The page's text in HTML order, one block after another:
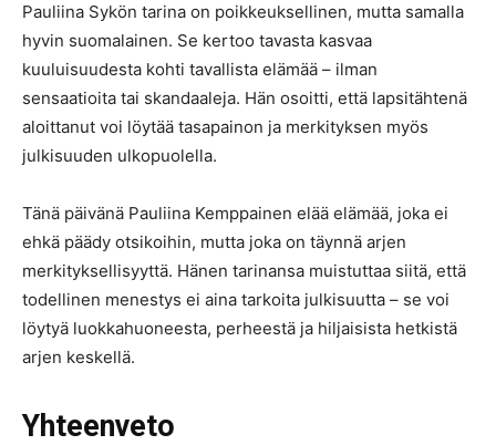
Pauliina Sykön tarina on poikkeuksellinen, mutta samalla
hyvin suomalainen. Se kertoo tavasta kasvaa
kuuluisuudesta kohti tavallista elämää – ilman
sensaatioita tai skandaaleja. Hän osoitti, että lapsitähtenä
aloittanut voi löytää tasapainon ja merkityksen myös
julkisuuden ulkopuolella.
Tänä päivänä Pauliina Kemppainen elää elämää, joka ei
ehkä päädy otsikoihin, mutta joka on täynnä arjen
merkityksellisyyttä. Hänen tarinansa muistuttaa siitä, että
todellinen menestys ei aina tarkoita julkisuutta – se voi
löytyä luokkahuoneesta, perheestä ja hiljaisista hetkistä
arjen keskellä.
Yhteenveto